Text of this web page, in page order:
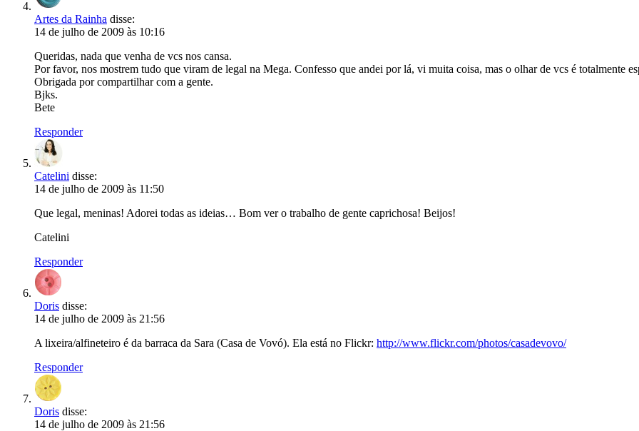
Artes da Rainha disse:
14 de julho de 2009 às 10:16
Queridas, nada que venha de vcs nos cansa.
Por favor, nos mostrem tudo que viram de legal na Mega. Confesso que andei por lá, vi muita coisa, mas o olhar de vcs é totalmente
Obrigada por compartilhar com a gente.
Bjks.
Bete
Responder
Catelini disse:
14 de julho de 2009 às 11:50
Que legal, meninas! Adorei todas as ideias… Bom ver o trabalho de gente caprichosa! Beijos!
Catelini
Responder
Doris disse:
14 de julho de 2009 às 21:56
A lixeira/alfineteiro é da barraca da Sara (Casa de Vovó). Ela está no Flickr: http://www.flickr.com/photos/casadevovo/
Responder
Doris disse:
14 de julho de 2009 às 21:56